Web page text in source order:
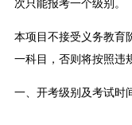
次只能报考一个级别。
本项目不接受义务教育
一科目，否则将按照违
一、开考级别及考试时